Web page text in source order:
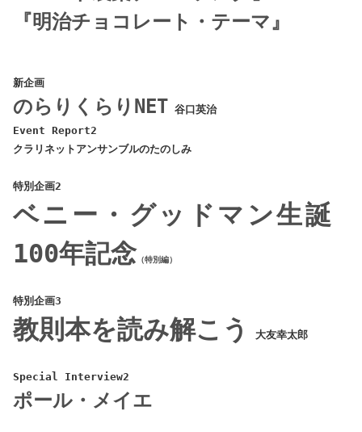
『明治チョコレート・テーマ』
新企画
のらりくらりNET 谷口英治
Event Report2
クラリネットアンサンブルのたのしみ
特別企画2
ベニー・グッドマン生誕
100年記念 （特別編）
特別企画3
教則本を読み解こう 大友幸太郎
Special Interview2
ポール・メイエ